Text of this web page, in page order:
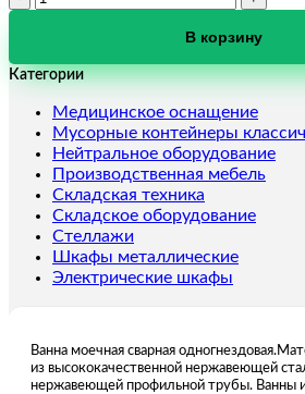
сварная
длина
600
мм
В корзину
Категории
Медицинское оснащение
Мусорные контейнеры
Нейтральное оборудование
Производственная мебель
Складская техника
Складское оборудование
Стеллажи
Шкафы металлические
Электрические шкафы
Ванна моечная сварная
из высококачественной нержавеющей
нержавеющей профильной трубы. Ванны